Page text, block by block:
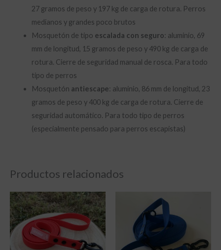
27 gramos de peso y 197 kg de carga de rotura. Perros
medianos y grandes poco brutos
Mosquetón de tipo escalada con seguro: aluminio, 69
mm de longitud, 15 gramos de peso y 490 kg de carga de
rotura. Cierre de seguridad manual de rosca. Para todo
tipo de perros
Mosquetón antiescape: aluminio, 86 mm de longitud, 23
gramos de peso y 400 kg de carga de rotura. Cierre de
seguridad automático. Para todo tipo de perros
(especialmente pensado para perros escapistas)
Productos relacionados
Rango
de
precios:
desde
21,67 €
hasta
51,91 €
de
desde
26,63 €
hasta
53,57 €